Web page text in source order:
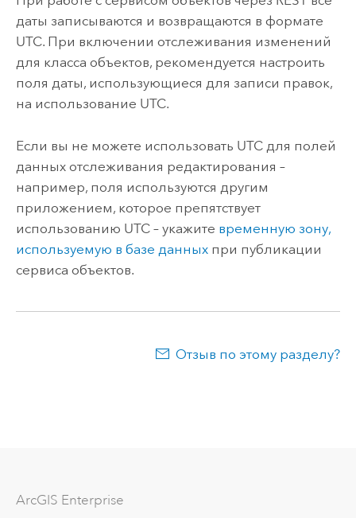
даты записываются и возвращаются в формате
UTC. При включении отслеживания изменений
для класса объектов, рекомендуется настроить
поля даты, использующиеся для записи правок,
на использование UTC.
Если вы не можете использовать UTC для полей
данных отслеживания редактирования –
например, поля используются другим
приложением, которое препятствует
использованию UTC – укажите временную зону,
используемую в базе данныхпри публикации
сервиса объектов.
Отзыв по этому разделу?
ArcGIS Enterprise